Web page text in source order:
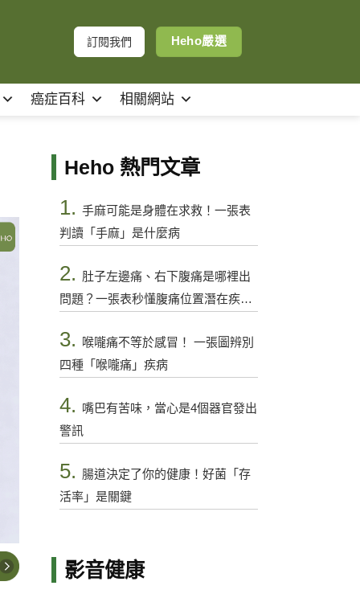
訂閱我們 Heho嚴選
癌症百科 相關網站
Heho 熱門文章
1. 手麻可能是身體在求救！一張表
判讀「手麻」是什麼病
2. 肚子左邊痛、右下腹痛是哪裡出
問題？一張表秒懂腹痛位置潛在疾病
3.
喉嚨痛不等於感冒！ 一張圖辨別
四種「喉嚨痛」疾病
4. 嘴巴有苦味，當心是4個器官發出
警訊
5. 腸道決定了你的健康！好菌「存
活率」是關鍵
影音健康